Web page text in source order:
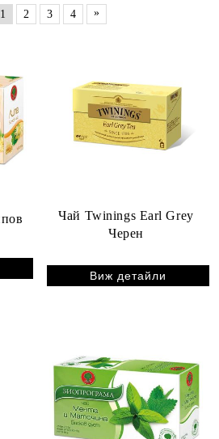
1 2 3 4 »
Чай Twinings Earl Grey
Черен
Виж детайли